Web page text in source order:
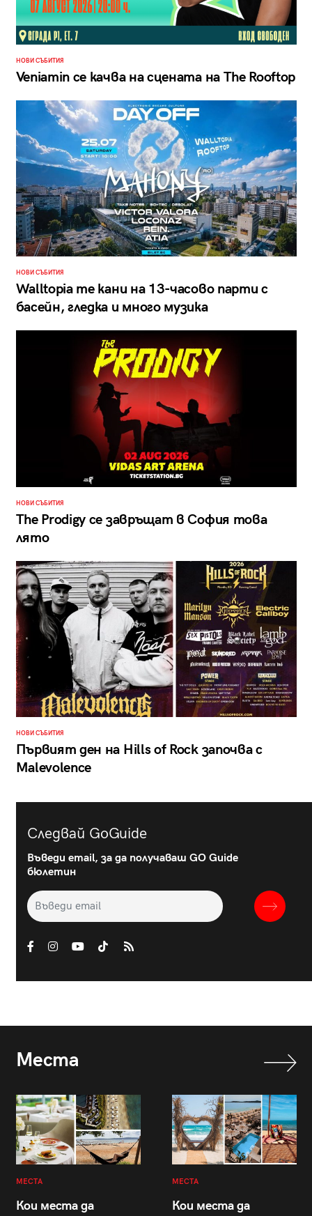
НОВИ СЪБИТИЯ
Veniamin се качва на сцената на The Rooftop
НОВИ СЪБИТИЯ
Walltopia те кани на 13-часово парти с
басейн, гледка и много музика
НОВИ СЪБИТИЯ
The Prodigy се завръщат в София това
лято
НОВИ СЪБИТИЯ
Първият ден на Hills of Rock започва с
Malevolence
Следвай GoGuide
Въведи email, за да получаваш GO Guide
бюлетин
Места
МЕСТА
Кои места да
МЕСТА
Кои места да